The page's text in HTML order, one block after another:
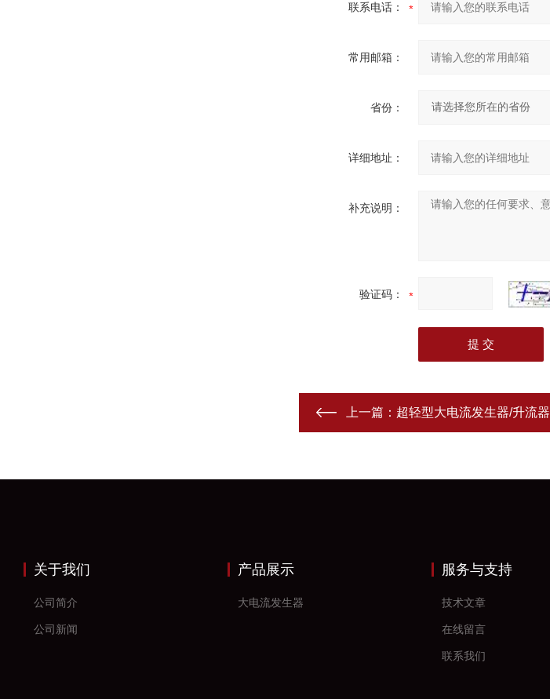
联系电话：
常用邮箱：
省份：
详细地址：
补充说明：
验证码：
上一篇： 超轻型大电流发生器/升流器
关于我们
公司简介
公司新闻
产品展示
大电流发生器
服务与支持
技术文章
在线留言
联系我们